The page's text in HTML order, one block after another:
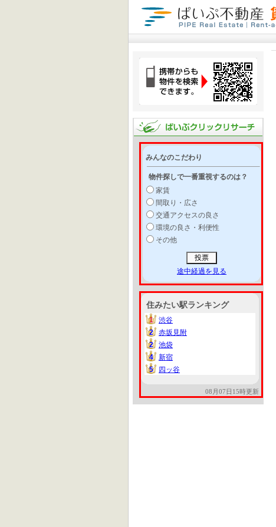
みんなのこだわり
物件探しで一番重視するのは？
家賃
間取り・広さ
交通アクセスの良さ
環境の良さ・利便性
その他
途中経過を見る
住みたい駅ランキング
1
1
渋谷
2
2
赤坂見附
2
2
池袋
4
4
新宿
5
5 四ッ谷
08月07日15時更新